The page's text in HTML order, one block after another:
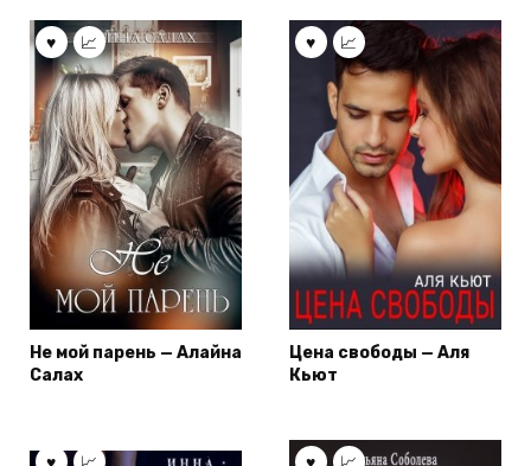
Не мой парень — Алайна
Салах
Цена свободы — Аля
Кьют